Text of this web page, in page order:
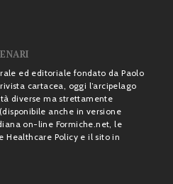
ed editoriale fondato da Paolo
cartacea, oggi l’arcipelago
diverse ma strettamente
anche in versione
on-line Formiche.net, le
Healthcare Policy e il sito in